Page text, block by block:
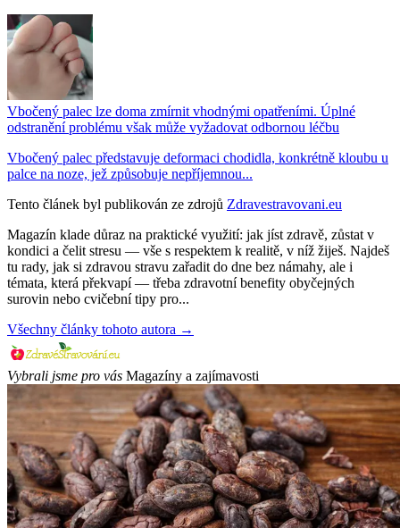
Vbočený palec lze doma zmírnit vhodnými opatřeními. Úplné
odstranění problému však může vyžadovat odbornou léčbu
Vbočený palec představuje deformaci chodidla, konkrétně kloubu u
palce na noze, jež způsobuje nepříjemnou...
Tento článek byl publikován ze zdrojů Zdravestravovani.eu
Magazín klade důraz na praktické využití: jak jíst zdravě, zůstat v
kondici a čelit stresu — vše s respektem k realitě, v níž žiješ. Najdeš
tu rady, jak si zdravou stravu zařadit do dne bez námahy, ale i
témata, která překvapí — třeba zdravotní benefity obyčejných
surovin nebo cvičební tipy pro...
Všechny články tohoto autora →
Vybrali jsme pro vás Magazíny a zajímavosti